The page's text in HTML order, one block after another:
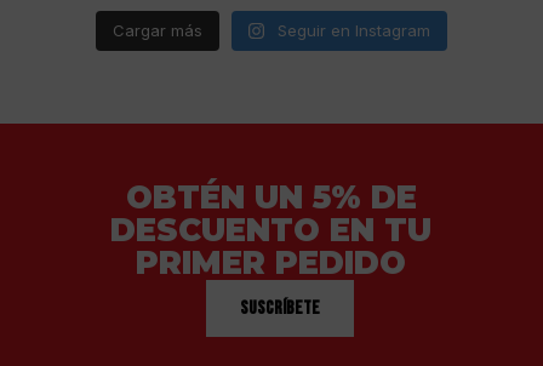
Cargar más Seguir en Instagram
OBTÉN UN 5% DE
DESCUENTO EN TU
PRIMER PEDIDO
Suscríbete